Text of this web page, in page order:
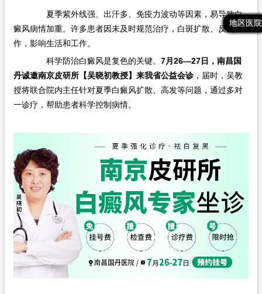
白癜风人群
白癜风部位
地区医院
在线问诊
最新文章
热门文章
推荐文章
地区医院
夏季紫外线强、出汗多、免疫力波动等因素，易导致白
癜风病情加重。许多患者因未及时规范治疗，白斑扩散、反复发
作，影响生活和工作。
科学防治白癜风是复色的关键。 7月26—27日，南昌国
丹诚邀南京皮研所【吴晓初教授】来我省公益会诊，届时，吴教
授将联合院内主任针对夏季白癜风扩散、高发等问题，通过多对
一诊疗，帮助患者科学控制病情。